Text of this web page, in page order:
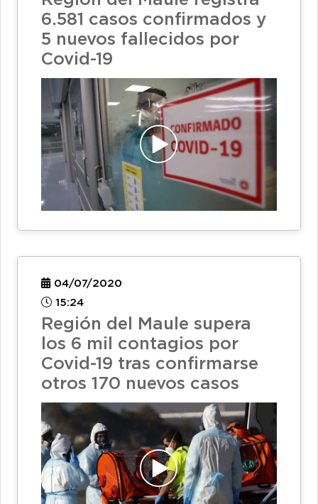
6.581 casos confirmados y
5 nuevos fallecidos por
Covid-19
04/07/2020
15:24
Región del Maule supera
los 6 mil contagios por
Covid-19 tras confirmarse
otros 170 nuevos casos